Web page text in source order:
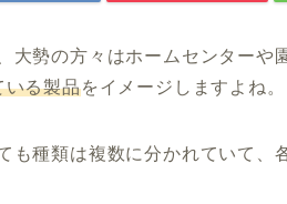
大勢の方々はホームセンターや
いる製品をイメージしますよね。
も種類は複数に分かれていて、